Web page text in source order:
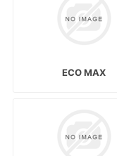
ECO MAX